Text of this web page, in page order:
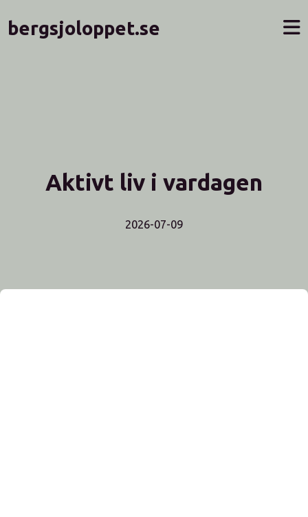
bergsjoloppet.se
Aktivt liv i vardagen
2026-07-09